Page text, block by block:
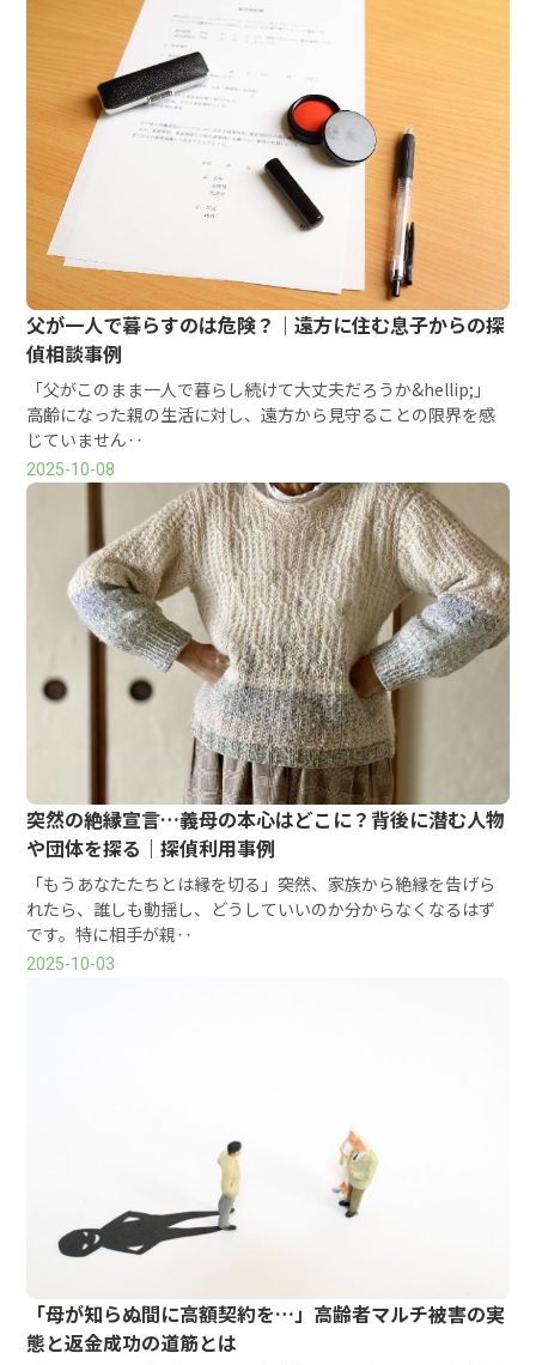
父が一人で暮らすのは危険？｜遠方に住む息子からの探
偵相談事例
「父がこのまま一人で暮らし続けて大丈夫だろうか&hellip;」
高齢になった親の生活に対し、遠方から見守ることの限界を感
じていません‥
2025-10-08
突然の絶縁宣言…義母の本心はどこに？背後に潜む人物
や団体を探る｜探偵利用事例
「もうあなたたちとは縁を切る」――突然、家族から絶縁を告げら
れたら、誰しも動揺し、どうしていいのか分からなくなるはず
です。特に相手が親‥
2025-10-03
「母が知らぬ間に高額契約を…」高齢者マルチ被害の実
態と返金成功の道筋とは